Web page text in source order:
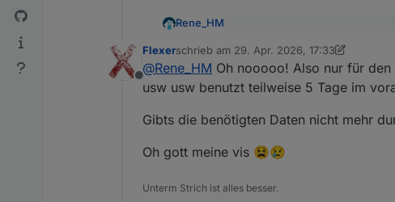
Rene_HM
auch auf Gefahr hin, dass die
ist nur der Datenpunkt bei
Eine kurze Suche ohne KI bringt
https://forum.iobroker.net/topic/
oder im github
https://github.com/rg-
Was heisst " Debug ist sauber"?
Offline
Flexerschrieb am 29. Apr. 2026, 17:33
zuletzt editiert von Flexer
@Rene_HM Oh nooooo! Also nur für den
usw usw benutzt teilweise 5 Tage im
Gibts die benötigten Daten nicht mehr
Oh gott meine vis 😫😢
Unterm Strich ist alles besser.